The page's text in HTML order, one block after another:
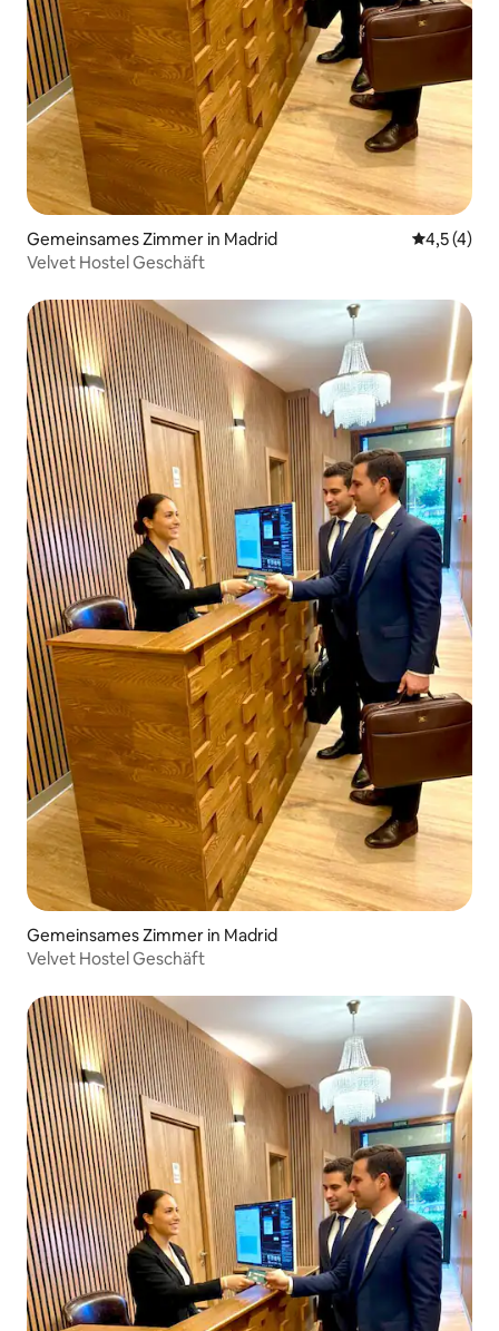
Gemeinsames Zimmer in Madrid
4,5 (4)
Velvet Hostel Geschäft
Gemeinsames Zimmer in Madrid
Velvet Hostel Geschäft